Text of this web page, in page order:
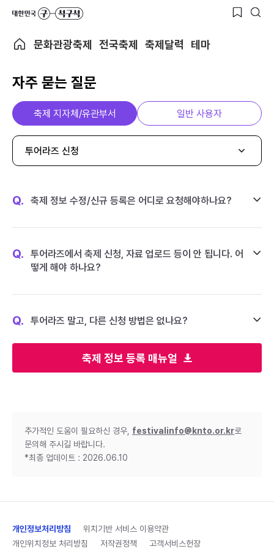
문화관광축제 전국축제 축제달력 테마
자주 묻는 질문
축제 정보 등록 매뉴얼
축제 지자체/유관부서 일반 사용자
투어라즈 신청
Q. 축제 정보 수정/신규 등록은 어디로 요청해야하나요?
Q.
투어라즈에서 축제 신청, 자료 업로드 등이 안 됩니다. 어
떻게 해야 하나요?
Q. 투어라즈 말고, 다른 신청 방법은 없나요?
추가적인 도움이 필요하신 경우, festivalinfo@knto.or.kr로
문의해 주시길 바랍니다.
*최종 업데이트 : 2026.06.10
개인정보처리방침
위치기반 서비스 이용약관
개인위치정보 처리방침
저작권정책 고객서비스헌장